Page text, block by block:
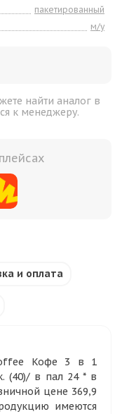
пакетированный
м/у
найти аналог в
к менеджеру.
и оплата
Кофе 3 в 1
(40)/ в пал 24 * в
цене 369,9
имеются